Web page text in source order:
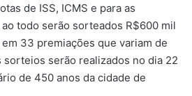
de ISS, ICMS e para as
todo serão sorteados R$600 mil
33 premiações que variam de
sorteios serão realizados no dia 22
de 450 anos da cidade de